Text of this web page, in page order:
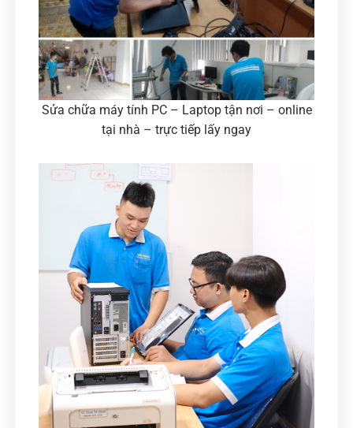
Sửa chữa máy tính PC – Laptop tận nơi – online
tại nhà – trực tiếp lấy ngay